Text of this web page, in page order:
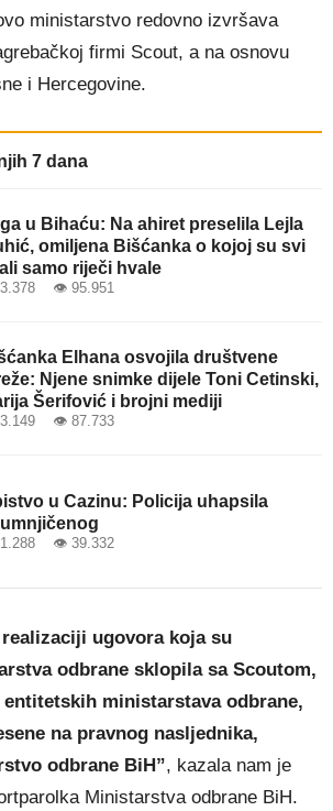
ministarstvo redovno izvršava
firmi Scout, a na osnovu
i Hercegovine.
7 dana
u Bihaću: Na ahiret preselila Lejla
omiljena Bišćanka o kojoj su svi
samo riječi hvale
3.378 👁 95.951
Elhana osvojila društvene
Njene snimke dijele Toni Cetinski,
Šerifović i brojni mediji
3.149 👁 87.733
u Cazinu: Policija uhapsila
1.288 👁 39.332
ugovora koja su
odbrane sklopila sa Scoutom,
entitetskih ministarstava odbrane,
na pravnog nasljednika,
odbrane BiH”, kazala nam je
Ministarstva odbrane BiH.